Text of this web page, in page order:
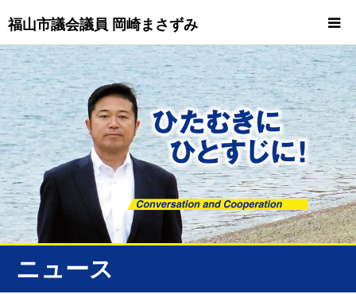
福山市議会議員 岡崎まさずみ
ニュース
HOME
重要情報
プロフィール
ニュース/トピックス